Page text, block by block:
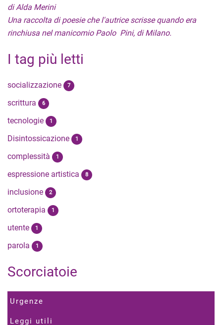
di Alda Merini
Una raccolta di poesie che l'autrice scrisse quando era
rinchiusa nel manicomio Paolo Pini, di Milano.
I tag più letti
socializzazione 7
scrittura 6
tecnologie 1
Disintossicazione 1
complessità 1
espressione artistica 8
inclusione 2
ortoterapia 1
utente 1
parola 1
Scorciatoie
Urgenze
Leggi utili